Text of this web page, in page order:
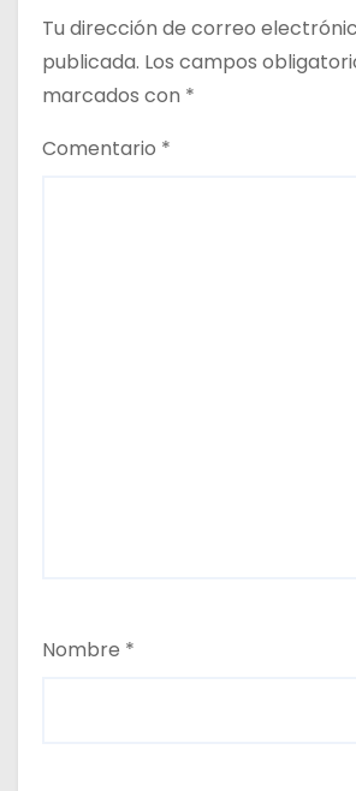
r
a
Tu dirección de correo
publicada. Los campos
marcados con *
Comentario *
Nombre *